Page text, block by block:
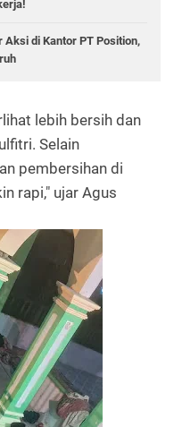
di Kantor PT Position,
lebih bersih dan
Selain
pembersihan di
rapi," ujar Agus